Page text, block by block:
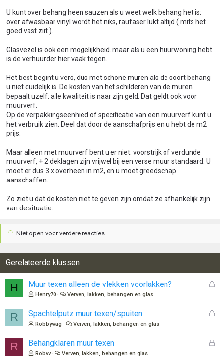
U kunt over behang heen sauzen als u weet welk behang het is:
over afwasbaar vinyl wordt het niks, raufaser lukt altijd ( mits het
goed vast ziit ).
Glasvezel is ook een mogelijkheid, maar als u een huurwoning hebt
is de verhuurder hier vaak tegen.
Het best begint u vers, dus met schone muren als de soort behang
u niet duidelijk is. De kosten van het schilderen van de muren
bepaalt uzelf: alle kwaliteit is naar zijn geld. Dat geldt ook voor
muurverf.
Op de verpakkingseenhied of specificatie van een muurverf kunt u
het verbruik zien. Deel dat door de aanschafprijs en u hebt de m2
prijs.
Maar alleen met muurverf bent u er niet: voorstrijk of verdunde
muurverf, + 2 deklagen zijn vrijwel bij een verse muur standaard. U
moet er dus 3 x overheen in m2, en u moet greedschap
aanschaffen.
Zo ziet u dat de kosten niet te geven zijn omdat ze afhankelijk zijn
van de situatie.
Niet open voor verdere reacties.
Gerelateerde klussen
H
G
n
Muur texen alleen de vlekken voorlakken?
Henry70 Verven, lakken, behangen en glas
R
G
Spachtelputz muur texen/spuiten
Robbywag Verven, lakken, behangen en glas
R
G
Behangklaren muur texen
Robvv Verven, lakken, behangen en glas